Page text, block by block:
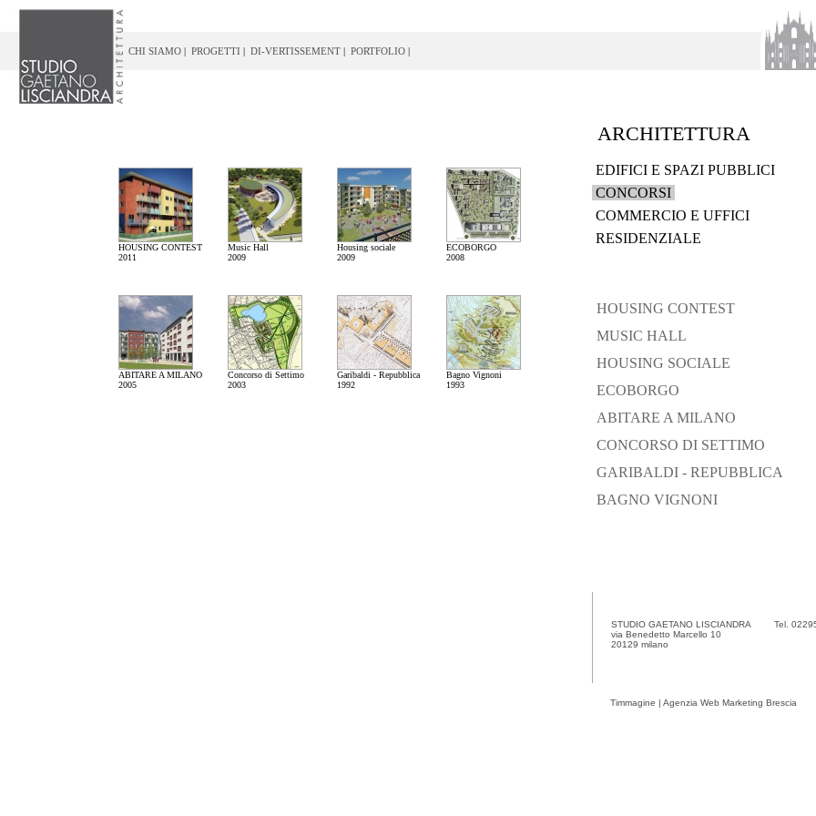
CHI SIAMO | PROGETTI | DI-VERTISSEMENT | PORTFOLIO |
HOUSING CONTEST
2011
Music Hall
2009
Housing sociale
2009
ECOBORGO
2008
ABITARE A MILANO
2005
Concorso di Settimo
2003
Garibaldi - Repubblica
1992
Bagno Vignoni
1993
ARCHITETTURA
EDIFICI E SPAZI PUBBLICI
CONCORSI
COMMERCIO E UFFICI
RESIDENZIALE
HOUSING CONTEST
MUSIC HALL
HOUSING SOCIALE
ECOBORGO
ABITARE A MILANO
CONCORSO DI SETTIMO
GARIBALDI - REPUBBLICA
BAGNO VIGNONI
STUDIO GAETANO LISCIANDRA
via Benedetto Marcello 10
20129 milano
Tel.
Timmagine | Agenzia Web Marketing Brescia